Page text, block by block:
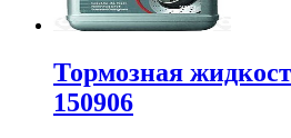
Тормозная
150906